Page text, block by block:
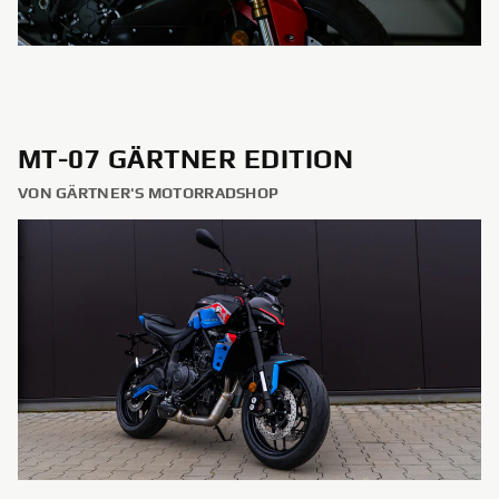
MT-07 GÄRTNER EDITION
VON GÄRTNER'S MOTORRADSHOP